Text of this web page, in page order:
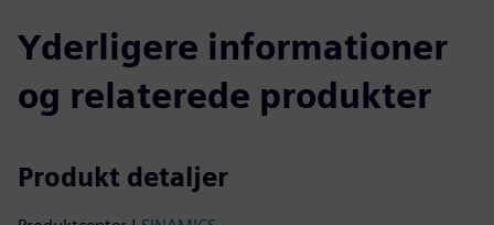
Yderligere informationer
og relaterede produkter
Produkt detaljer